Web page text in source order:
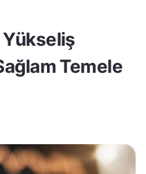
Yükseliş
Temele